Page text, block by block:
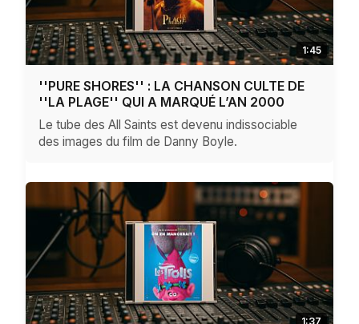
1:45
''PURE SHORES'' : LA CHANSON CULTE DE
''LA PLAGE'' QUI A MARQUÉ L’AN 2000
Le tube des All Saints est devenu indissociable
des images du film de Danny Boyle.
1:37